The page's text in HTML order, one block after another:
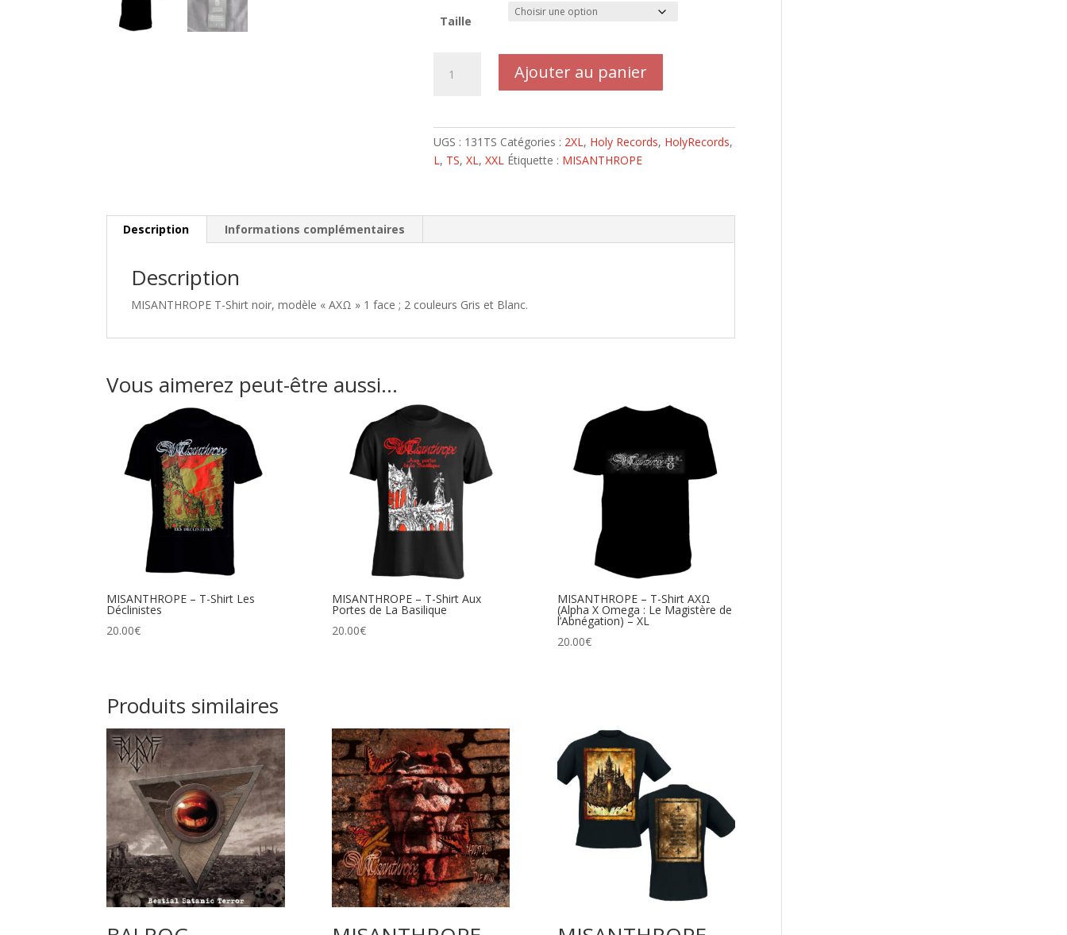
Taille
ΑXΩ
:
de
Ajouter au panier
UGS : 131TS Catégories : 2XL, Holy Records, HolyRecords,
L, TS,XL,XXL Étiquette : MISANTHROPE
Description Informations complémentaires
Description
MISANTHROPE T-Shirt noir, modèle « ΑXΩ » 1 face ; 2 couleurs Gris et Blanc.
Vous aimerez peut-être aussi…
MISANTHROPE – T-Shirt Les
Déclinistes
20.00€
MISANTHROPE – T-Shirt Aux
Portes de La Basilique
20.00€
MISANTHROPE – T-Shirt ΑXΩ
(Alpha X Omega : Le Magistère de
l’Abnégation) – XL
20.00€
Produits similaires